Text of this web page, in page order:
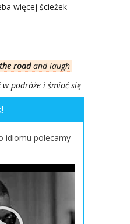
wię­cej ście­żek
roadand laugh
podró­że i śmiać się
idio­mu pole­ca­my